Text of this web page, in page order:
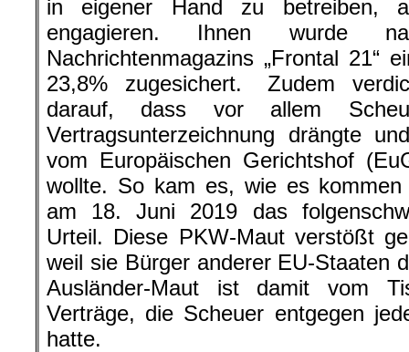
in eigener Hand zu betreiben,
engagieren. Ihnen wurde
Nachrichtenmagazins „Frontal 21“
23,8% zugesichert. Zudem
darauf, dass vor allem
Vertragsunterzeichnung drängte
vom Europäischen Gerichtshof
wollte. So kam es, wie es
am 18. Juni 2019 das
Urteil. Diese PKW-Maut verstößt
weil sie Bürger anderer EU-Staaten
Ausländer-Maut ist damit vom
Verträge, die Scheuer entgegen
hatte.